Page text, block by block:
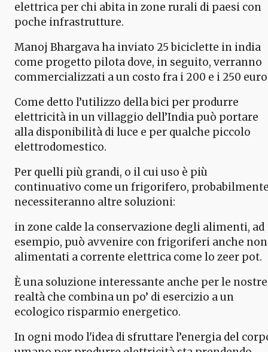
elettrica per chi abita in zone rurali di paesi con
poche infrastrutture.
Manoj Bhargava ha inviato 25 biciclette in india
come progetto pilota dove, in seguito, verranno
commercializzati a un costo fra i 200 e i 250
Come detto l’utilizzo della bici per produrre
elettricità in un villaggio dell’India può portare
alla disponibilità di luce e per qualche piccolo
elettrodomestico.
Per quelli più grandi, o il cui uso è più
continuativo come un frigorifero,
necessiteranno altre soluzioni:
in zone calde la conservazione degli alimenti, ad
esempio, può avvenire con frigoriferi anche non
alimentati a corrente elettrica come lo zeer pot.
È una soluzione interessante anche per le nostre
realtà che combina un po’ di esercizio a un
ecologico risparmio energetico.
In ogni modo l'idea di sfruttare l’energia del